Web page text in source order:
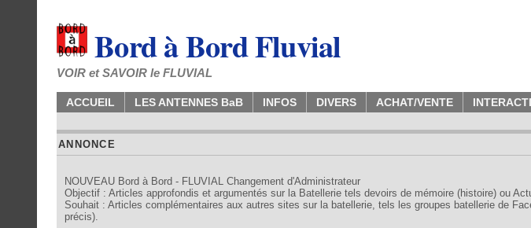
Bord à Bord Fluvial
VOIR et SAVOIR le FLUVIAL
ACCUEIL LES ANTENNES BaB INFOS DIVERS ACHAT/VENTE
ANNONCE
NOUVEAU Bord à Bord - FLUVIAL Changement d'Administrateur
Objectif : Articles approfondis et argumentés sur la Batellerie tels devoirs de mémoire (histoire) ou
Souhait : Articles complémentaires aux autres sites sur la batellerie, tels les groupes batellerie de
précis).